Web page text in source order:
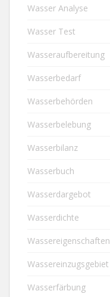
Wasser Analyse
Wasser Test
Wasseraufbereitung
Wasserbedarf
Wasserbehörden
Wasserbelebung
Wasserbilanz
Wasserbuch
Wasserdargebot
Wasserdichte
Wassereigenschaften
Wassereinzugsgebiet
Wasserfärbung